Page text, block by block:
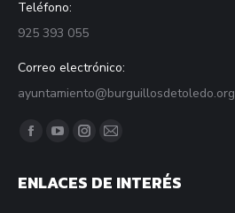
Teléfono:
925 393 055
Correo electrónico:
ayuntamiento@burguillosdetoledo.org
Find us on:
Facebook
opens
YouTube
opens
Instagram
opens
Mail
opens
ENLACES DE INTERÉS